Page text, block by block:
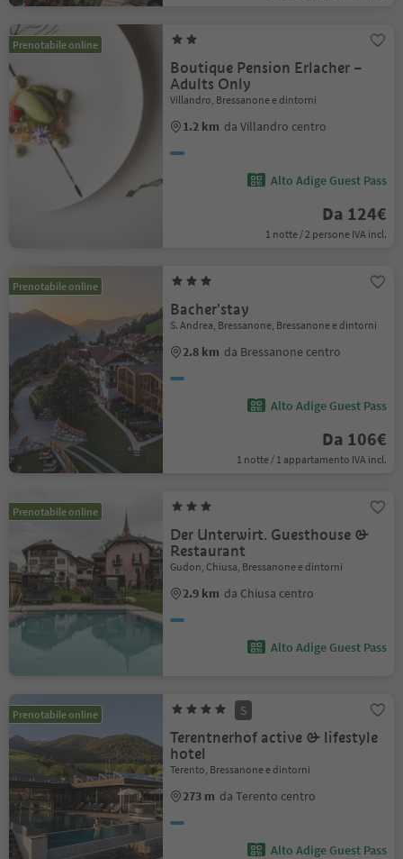
Prenotabile online
Boutique Pension Erlacher –
Adults Only
Villandro, Bressanone e dintorni
1.2 km da Villandro centro
Alto Adige Guest Pass
Da 124€
1 notte / 2 persone IVA incl.
Prenotabile online
Bacher'stay
S. Andrea, Bressanone, Bressanone e dintorni
2.8 km da Bressanone centro
Alto Adige Guest Pass
Da 106€
1 notte / 1 appartamento IVA incl.
Prenotabile online
Der Unterwirt. Guesthouse &
Restaurant
Gudon, Chiusa, Bressanone e dintorni
2.9 km da Chiusa centro
Alto Adige Guest Pass
Prenotabile online S
Terentnerhof active & lifestyle
hotel
Terento, Bressanone e dintorni
273 m da Terento centro
Alto Adige Guest Pass